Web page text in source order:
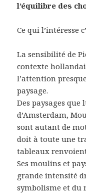
l’équilibre des
Ce qui l’intéresse
La sensibilité de
contexte
l’attention
paysage.
Des paysages
d’Amsterdam,
sont autant de
doit à toute une
tableaux
Ses moulins et
grande intensité
symbolisme et du